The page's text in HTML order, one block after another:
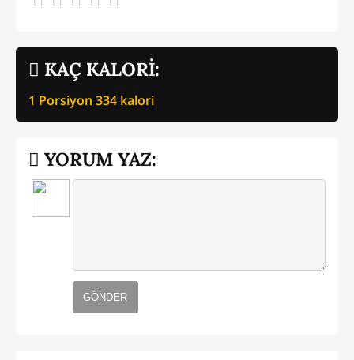
KAÇ KALORİ:
1 Porsiyon 334 kalori
YORUM YAZ:
GÖNDER